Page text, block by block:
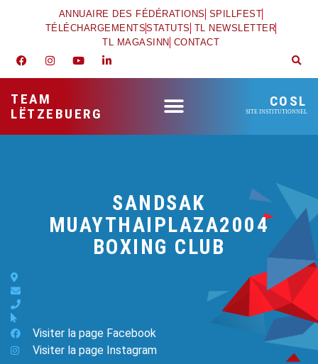
ANNUAIRE DES FÉDÉRATIONS SPILLFEST
TÉLÉCHARGEMENTSSTATUTS TL NEWSLETTER
TL MAGASINN CONTACT
TEAM
LËTZEBUERG
COSL
SITE INSTITUTIONNEL
SANDSAK
MUAYTHAIPLAZA2004
BOXING CLUB
Visiter la page Facebook
Visiter la page Instagram